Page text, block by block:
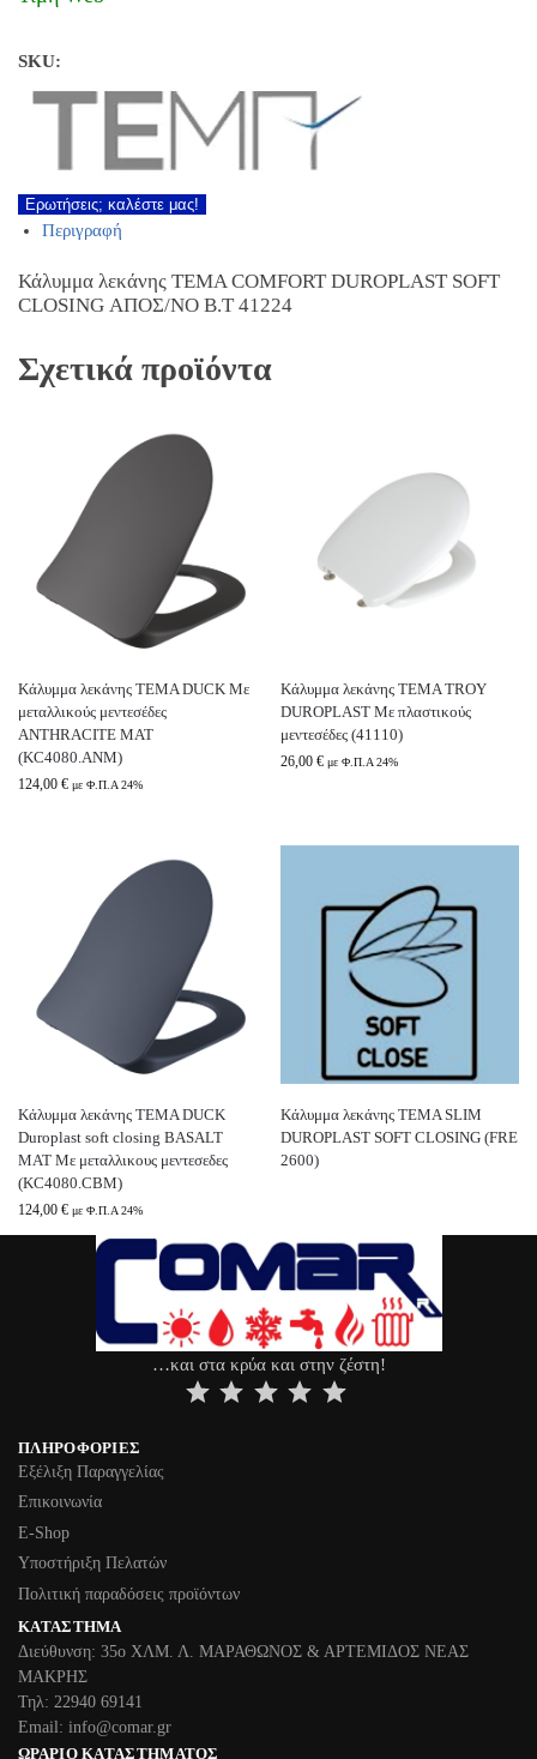
SKU:
Ερωτήσεις; καλέστε μας!
Περιγραφή
Κάλυμμα λεκάνης ΤΕΜΑ COMFORT DUROPLAST SOFT
CLOSING ΑΠΟΣ/ΝΟ Β.T 41224
Σχετικά προϊόντα
Κάλυμμα λεκάνης TEMA DUCK Με
μεταλλικoύς μεντεσέδες
ANTHRACITE MAT
(KC4080.ΑΝΜ)
124,00 € με Φ.Π.Α 24%
Κάλυμμα λεκάνης TEMA TROY
DUROPLAST Με πλαστικούς
μεντεσέδες (41110)
26,00 € με Φ.Π.Α 24%
Κάλυμμα λεκάνης ΤΕΜΑ DUCK
Duroplast soft closing BASALT
MAT Με μεταλλικους μεντεσεδες
(KC4080.CBM)
124,00 € με Φ.Π.Α 24%
Κάλυμμα λεκάνης TEMA SLIM
DUROPLAST SOFT CLOSING (FRE
2600)
…και στα κρύα και στην ζέστη!
ΠΛΗΡΟΦΟΡΊΕΣ
Εξέλιξη Παραγγελίας
Επικοινωνία
Ε-Shop
Υποστήριξη Πελατών
Πολιτική παραδόσεις προϊόντων
ΚΑΤΆΣΤΗΜΑ
Διεύθυνση: 35ο ΧΛΜ. Λ. ΜΑΡΑΘΩΝΟΣ & ΑΡΤΕΜΙΔΟΣ ΝΕΑΣ
ΜΑΚΡΗΣ
Τηλ: 22940 69141
Email: info@comar.gr
ΩΡΆΡΙΟ ΚΑΤΑΣΤΉΜΑΤΟΣ